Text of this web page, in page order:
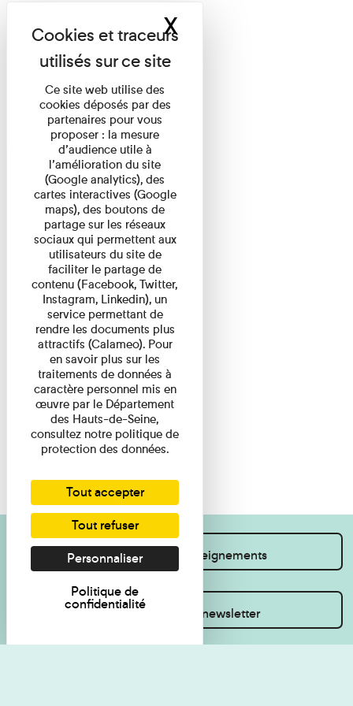
Je souhaite des renseignements
Inscrivez-vous à la newsletter
Ce site web utilise des
cookies déposés par des
partenaires pour vous
proposer : la mesure
d’audience utile à
l’amélioration du site
(Google analytics), des
cartes interactives (Google
maps), des boutons de
partage sur les réseaux
sociaux qui permettent aux
utilisateurs du site de
faciliter le partage de
contenu (Facebook, Twitter,
Instagram, Linkedin), un
service permettant de
rendre les documents plus
attractifs (Calameo). Pour
en savoir plus sur les
traitements de données à
caractère personnel mis en
œuvre par le Département
des Hauts-de-Seine,
consultez notre politique de
protection des données.
Tout accepter
Tout refuser
Personnaliser
Politique de
confidentialité
XMasquer le